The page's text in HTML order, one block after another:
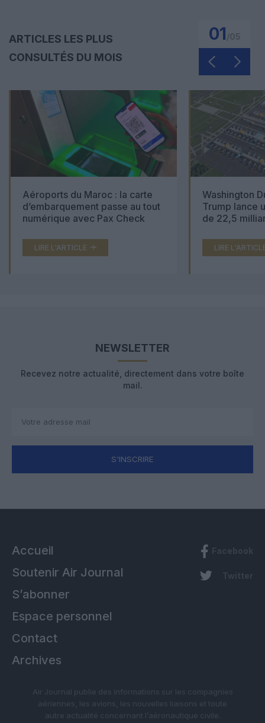
ARTICLES LES PLUS
CONSULTÉS DU MOIS
01
Aéroports du Maroc : la carte
d’embarquement passe au tout
numérique avec Pax Check
LIRE L'ARTICLE
Washington
Trump lance
de 22,5
LIRE
NEWSLETTER
Recevez notre actualité, directement dans votre boîte
mail.
S'INSCRIRE
Accueil
Soutenir Air Journal
S’abonner
Espace personnel
Contact
Archives